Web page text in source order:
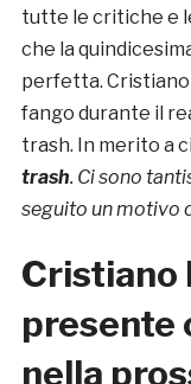
tutte le critiche e
che la
perfetta.
fango durante il
trash. In merito a
trash. Ci sono
seguito un motivo
Cristiano
presente
nella